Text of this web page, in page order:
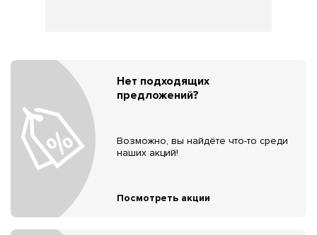
Нет подходящих
предложений?
Возможно, вы найдёте что-то среди
наших акций!
Посмотреть акции